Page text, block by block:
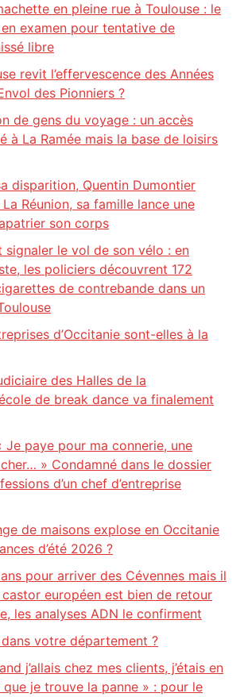
en pleine rue à Toulouse : le
examen pour tentative de
libre
revit l’effervescence des Années
des Pionniers ?
de gens du voyage : un accès
à La Ramée mais la base de loisirs
disparition, Quentin Dumontier
Réunion, sa famille lance une
son corps
signaler le vol de son vélo : en
les policiers découvrent 172
de contrebande dans un
d’Occitanie sont-elles à la
des Halles de la
de break dance va finalement
Je paye pour ma connerie, une
» Condamné dans le dossier
d’un chef d’entreprise
de maisons explose en Occitanie
d’été 2026 ?
pour arriver des Cévennes mais il
européen est bien de retour
les analyses ADN le confirment
votre département ?
j’allais chez mes clients, j’étais en
je trouve la panne » : pour le